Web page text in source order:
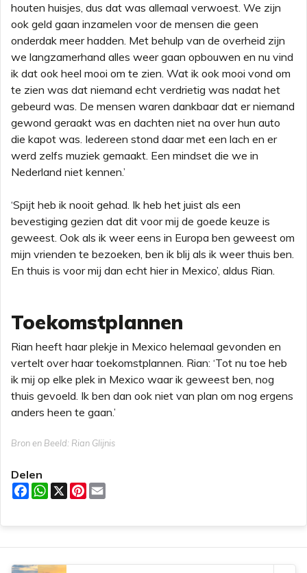
houten huisjes, dus dat was allemaal verwoest. We zijn
ook geld gaan inzamelen voor de mensen die geen
onderdak meer hadden. Met behulp van de overheid zijn
we langzamerhand alles weer gaan opbouwen en nu vind
ik dat ook heel mooi om te zien. Wat ik ook mooi vond om
te zien was dat niemand echt verdrietig was nadat het
gebeurd was. De mensen waren dankbaar dat er niemand
gewond geraakt was en dachten niet na over hun auto
die kapot was. Iedereen stond daar met een lach en er
werd zelfs muziek gemaakt. Een mindset die we in
Nederland niet kennen.’
‘Spijt heb ik nooit gehad. Ik heb het juist als een
bevestiging gezien dat dit voor mij de goede keuze is
geweest. Ook als ik weer eens in Europa ben geweest om
mijn vrienden te bezoeken, ben ik blij als ik weer thuis ben.
En thuis is voor mij dan echt hier in Mexico’, aldus Rian.
Toekomstplannen
Rian heeft haar plekje in Mexico helemaal gevonden en
vertelt over haar toekomstplannen. Rian: ‘Tot nu toe heb
ik mij op elke plek in Mexico waar ik geweest ben, nog
thuis gevoeld. Ik ben dan ook niet van plan om nog ergens
anders heen te gaan.’
Bron en Beeld: Rian Glijnis
Delen
F
a
k
W
h
p
X
P
s